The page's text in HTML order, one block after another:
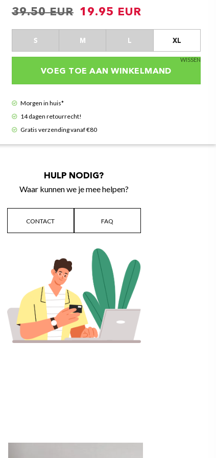
39.50
Oorspronkelijke
was:
€39.50.
19.95
is:
€19.95.
S M L XL
WISSEN
VOEG TOE AAN WINKELMAND
Morgen in huis*
14 dagen retourrecht!
Gratis verzending vanaf €80
HULP NODIG?
Waar kunnen we je mee helpen?
CONTACT FAQ